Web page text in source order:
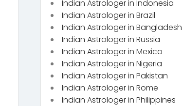
Indian Astrologer in Indonesia
Indian Astrologer in Brazil
Indian Astrologer in Bangladesh
Indian Astrologer in Russia
Indian Astrologer in Mexico
Indian Astrologer in Nigeria
Indian Astrologer in Pakistan
Indian Astrologer in Rome
Indian Astrologer in Philippines